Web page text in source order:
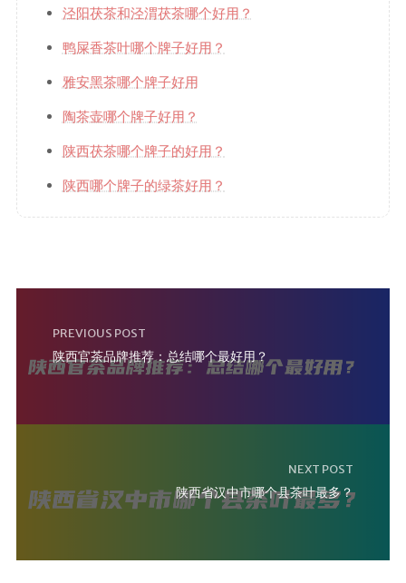
泾阳茯茶和泾渭茯茶哪个好用？
鸭屎香茶叶哪个牌子好用？
雅安黑茶哪个牌子好用
陶茶壶哪个牌子好用？
陕西茯茶哪个牌子的好用？
陕西哪个牌子的绿茶好用？
PREVIOUS POST
陕西官茶品牌推荐：总结哪个最好用？
NEXT POST
陕西省汉中市哪个县茶叶最多？